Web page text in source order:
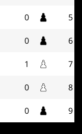
5
0
6
0
7
1
8
0
9
0